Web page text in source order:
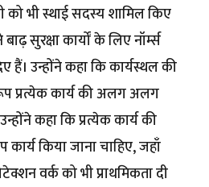
भी स्थाई सदस्य शामिल किए
सुरक्षा कार्यों के लिए नॉर्म्स
हैं। उन्होंने कहा कि कार्यस्थल की
प्रत्येक कार्य की अलग अलग
कहा कि प्रत्येक कार्य की
किया जाना चाहिए, जहाँ
वर्क को भी प्राथमिकता दी